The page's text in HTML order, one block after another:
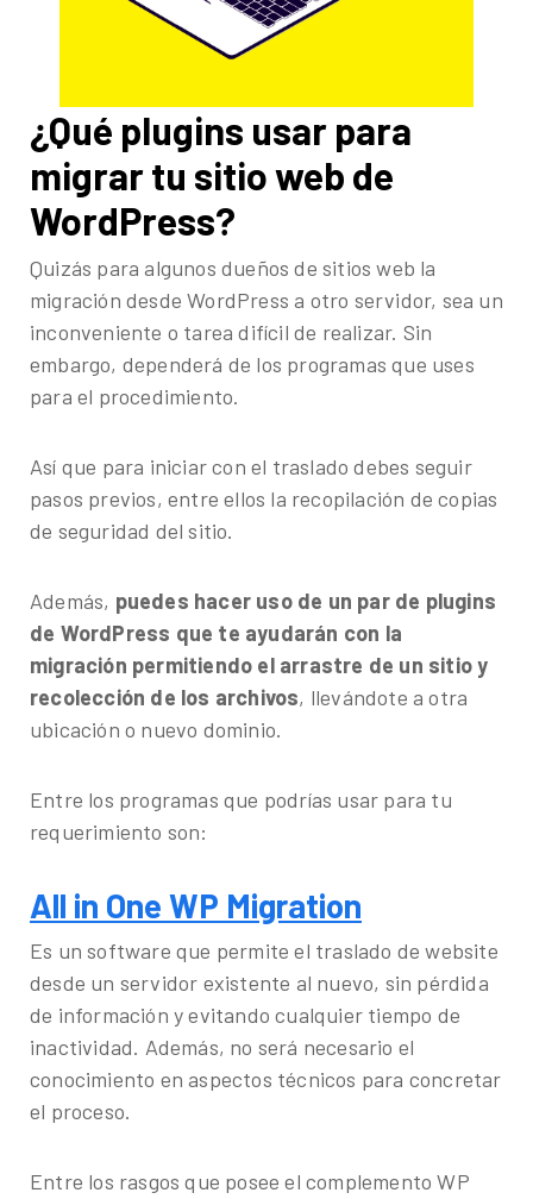
¿Qué plugins usar para
migrar tu sitio web de
WordPress?
Quizás para algunos dueños de sitios web la
migración desde WordPress a otro servidor, sea un
inconveniente o tarea difícil de realizar. Sin
embargo, dependerá de los programas que uses
para el procedimiento.
Así que para iniciar con el traslado debes seguir
pasos previos, entre ellos la recopilación de copias
de seguridad del sitio.
Además, puedes hacer uso de un par de plugins
de WordPress que te ayudarán con la
migración permitiendo el arrastre de un sitio y
recolección de los archivos, llevándote a otra
ubicación o nuevo dominio.
Entre los programas que podrías usar para tu
requerimiento son:
All in One WP Migration
Es un software que permite el traslado de website
desde un servidor existente al nuevo, sin pérdida
de información y evitando cualquier tiempo de
inactividad. Además, no será necesario el
conocimiento en aspectos técnicos para concretar
el proceso.
Entre los rasgos que posee el complemento WP